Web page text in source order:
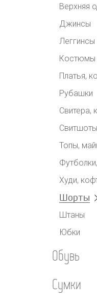
Верхняя
Джинсы
Леггинсы
Костюмы
Платья,
Рубашки
Свитера,
Топы,
Худи,
Шорты
Штаны
Юбки
Обувь
Сумки